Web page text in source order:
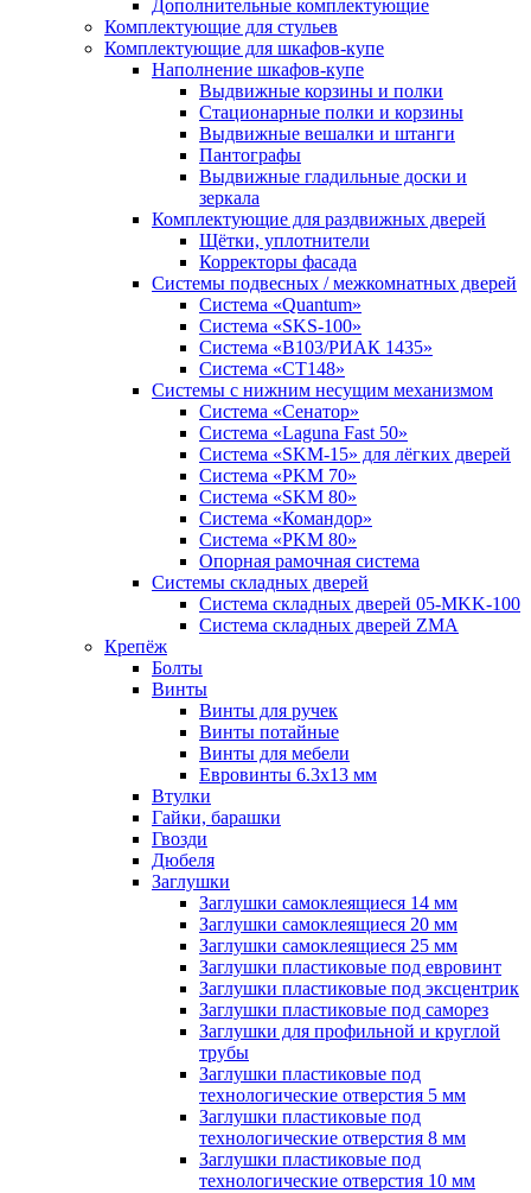
Дополнительные комплектующие
Комплектующие для стульев
Комплектующие для шкафов-купе
Наполнение шкафов-купе
Выдвижные корзины и полки
Стационарные полки и корзины
Выдвижные вешалки и штанги
Пантографы
Выдвижные гладильные доски и
зеркала
Комплектующие для раздвижных дверей
Щётки, уплотнители
Корректоры фасада
Системы подвесных / межкомнатных дверей
Система «Quantum»
Система «SKS-100»
Система «B103/РИАК 1435»
Система «СТ148»
Системы с нижним несущим механизмом
Система «Сенатор»
Система «Laguna Fast 50»
Система «SKM-15» для лёгких дверей
Система «PKM 70»
Система «SKM 80»
Система «Командор»
Система «PKM 80»
Опорная рамочная система
Системы складных дверей
Система складных дверей 05-MKK-100
Система складных дверей ZMA
Крепёж
Болты
Винты
Винты для ручек
Винты потайные
Винты для мебели
Евровинты 6.3х13 мм
Втулки
Гайки, барашки
Гвозди
Дюбеля
Заглушки
Заглушки самоклеящиеся 14 мм
Заглушки самоклеящиеся 20 мм
Заглушки самоклеящиеся 25 мм
Заглушки пластиковые под евровинт
Заглушки пластиковые под эксцентрик
Заглушки пластиковые под саморез
Заглушки для профильной и круглой
трубы
Заглушки пластиковые под
технологические отверстия 5 мм
Заглушки пластиковые под
технологические отверстия 8 мм
Заглушки пластиковые под
технологические отверстия 10 мм